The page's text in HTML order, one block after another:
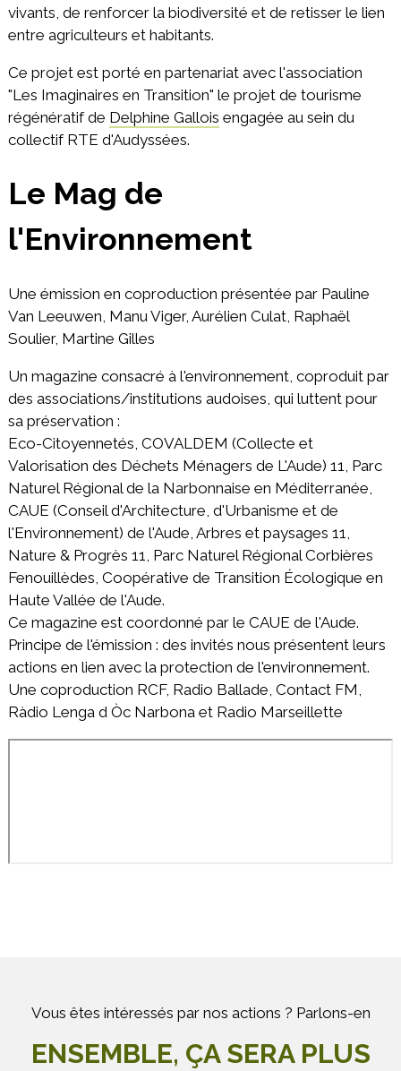
vivants, de renforcer la biodiversité et de retisser le lien
entre agriculteurs et habitants.
Ce projet est porté en partenariat avec l'association
"Les Imaginaires en Transition" le projet de tourisme
régénératif de Delphine Gallois engagée au sein du
collectif RTE d'Audyssées.
Le Mag de
l'Environnement
Une émission en coproduction présentée par Pauline
Van Leeuwen, Manu Viger, Aurélien Culat, Raphaël
Soulier, Martine Gilles
Un magazine consacré à l'environnement, coproduit par
des associations/institutions audoises, qui luttent pour
sa préservation :
Eco-Citoyennetés, COVALDEM (Collecte et
Valorisation des Déchets Ménagers de L'Aude) 11, Parc
Naturel Régional de la Narbonnaise en Méditerranée,
CAUE (Conseil d'Architecture, d'Urbanisme et de
l'Environnement) de l'Aude, Arbres et paysages 11,
Nature & Progrès 11, Parc Naturel Régional Corbières
Fenouillèdes, Coopérative de Transition Écologique en
Haute Vallée de l'Aude.
Ce magazine est coordonné par le CAUE de l'Aude.
Principe de l'émission : des invités nous présentent leurs
actions en lien avec la protection de l'environnement.
Une coproduction RCF, Radio Ballade, Contact FM,
Ràdio Lenga d Òc Narbona et Radio Marseillette
Vous êtes intéressés par nos actions ? Parlons-en
ENSEMBLE, ÇA SERA PLUS